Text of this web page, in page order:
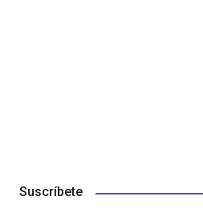
Suscríbete